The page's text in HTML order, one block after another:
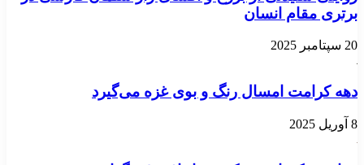
برتری مقام انسان
20 سپتامبر 2025
دهه کرامت امسال رنگ و بوی غزه می‌گیرد
8 آوریل 2025